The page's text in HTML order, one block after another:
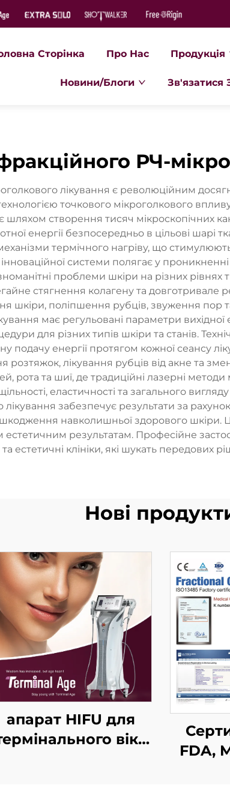
Сторінка Про Нас Продукція
Новини/Блоги Зв'язатися
РЧ-
лікування є революційним
точкового мікроголкового
створення тисяч мікроскопічних
енергії безпосередньо в цільові
термічного нагріву, що
інноваційної системи полягає у
проблеми шкіри на різних рівнях
стягнення колагену та
шкіри, поліпшення рубців, звуження пор
має регульовані параметри
для різних типів шкіри та станів.
подачу енергії протягом кожної сеансу
розтяжок, лікування рубців від акне та
рота та шиї, де традиційні лазерні
еластичності та загального
забезпечує результати за
навколишньої здорового
результатам. Професійне
естетичні клініки, які шукать передових
Нові
апарат HIFU для
віку
FDA,